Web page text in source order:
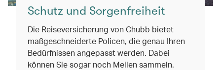
Schutz und Sorgenfreiheit
Die Reiseversicherung von Chubb bietet
maßgeschneiderte Policen, die genau Ihren
Bedürfnissen angepasst werden. Dabei
können Sie sogar noch Meilen sammeln.